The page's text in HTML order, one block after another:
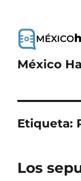
México
Etiqueta:
Los